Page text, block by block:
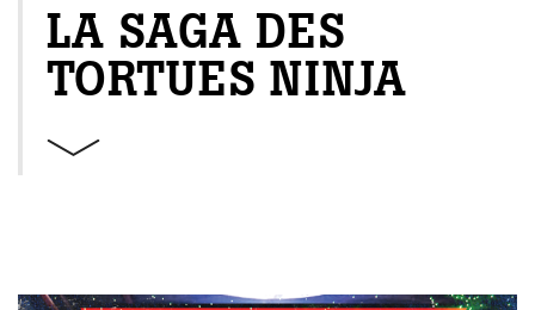
LA SAGA DES
TORTUES NINJA